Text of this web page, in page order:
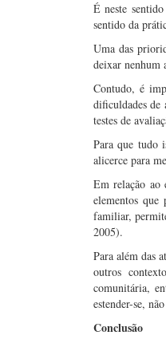
É neste
sentido da
Uma das
deixar nenhum
Contudo, é
dificuldades de
testes de
Para que tudo
alicerce para
Em relação ao
elementos
familiar,
2005).
Para além das
outros
comunitária,
estender-se,
Conclusão